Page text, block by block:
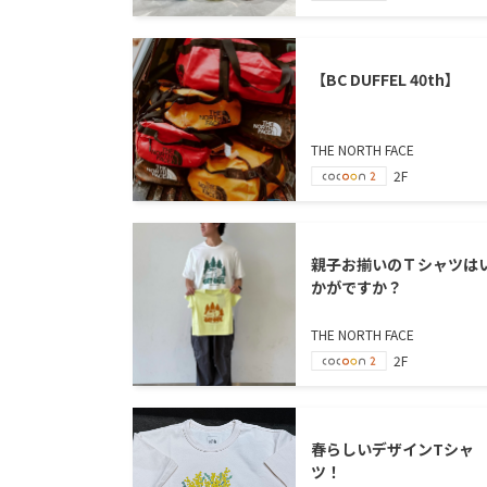
【BC DUFFEL 40th】
THE NORTH FACE
2F
親子お揃いのＴシャツは
かがですか？
THE NORTH FACE
2F
春らしいデザインTシャ
ツ！